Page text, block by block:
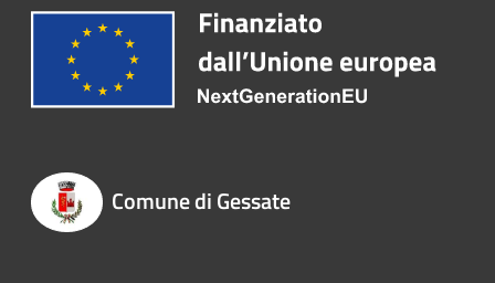
Comune di Gessate